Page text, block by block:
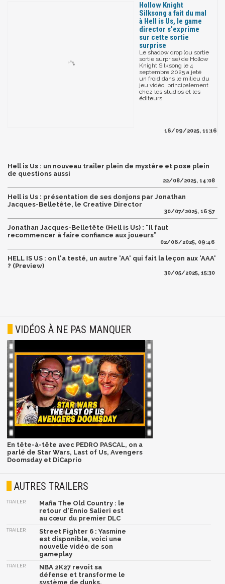
Hollow Knight
Silksong a fait du mal
à Hell is Us, le game
director s'exprime
sur cette sortie
surprise
Le shadow drop (ou sortie
sortie surprise) de Hollow
Knight Silksong le 4
septembre 2025 a jeté
un froid dans le milieu du
jeu vidéo, principalement
chez les studios et les
éditeurs.
16/09/2025, 11:16
Hell is Us : un nouveau trailer plein de mystère et pose plein
de questions aussi
22/08/2025, 14:08
Hell is Us : présentation de ses donjons par Jonathan
Jacques-Belletête, le Creative Director
30/07/2025, 16:57
Jonathan Jacques-Belletête (Hell is Us) : “Il faut
recommencer à faire confiance aux joueurs”
02/06/2025, 09:46
HELL IS US : on l'a testé, un autre 'AA' qui fait la leçon aux 'AAA'
? (Preview)
30/05/2025, 15:30
VIDÉOS À NE PAS MANQUER
En tête-à-tête avec PEDRO PASCAL, on a
parlé de Star Wars, Last of Us, Avengers
Doomsday et DiCaprio
AUTRES TRAILERS
TRAILER
Mafia The Old Country : le
retour d'Ennio Salieri est
au cœur du premier DLC
TRAILER
Street Fighter 6 : Yasmine
est disponible, voici une
nouvelle vidéo de son
gameplay
TRAILER
NBA 2K27 revoit sa
défense et transforme le
système de dunks,